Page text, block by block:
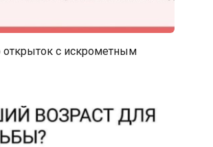
открыток с искрометным